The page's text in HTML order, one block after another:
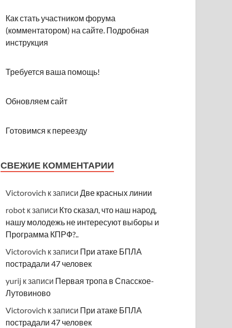
Как стать участником форума
(комментатором) на сайте. Подробная
инструкция
Требуется ваша помощь!
Обновляем сайт
Готовимся к переезду
СВЕЖИЕ КОММЕНТАРИИ
Victorovich к записи Две красных линии
robot к записи Кто сказал, что наш народ,
нашу молодежь не интересуют выборы и
Программа КПРФ?..
Victorovich к записи При атаке БПЛА
пострадали 47 человек
yurij к записи Первая тропа в Спасское-
Лутовиново
Victorovich к записи При атаке БПЛА
пострадали 47 человек